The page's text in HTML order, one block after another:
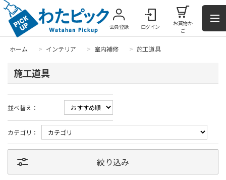
会員登録 ログイン
お買物か
ご
ホーム > インテリア > 室内補修 > 施工道具
施工道具
並べ替え：
カテゴリ：
絞り込み